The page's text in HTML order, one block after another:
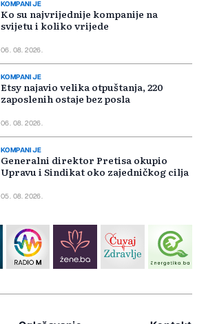
KOMPANIJE
Ko su najvrijednije kompanije na
svijetu i koliko vrijede
06. 08. 2026.
KOMPANIJE
Etsy najavio velika otpuštanja, 220
zaposlenih ostaje bez posla
06. 08. 2026.
KOMPANIJE
Generalni direktor Pretisa okupio
Upravu i Sindikat oko zajedničkog cilja
05. 08. 2026.